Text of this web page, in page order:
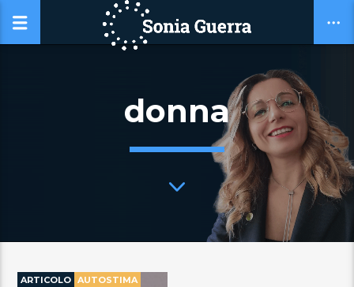
donna
ARTICOLO AUTOSTIMA